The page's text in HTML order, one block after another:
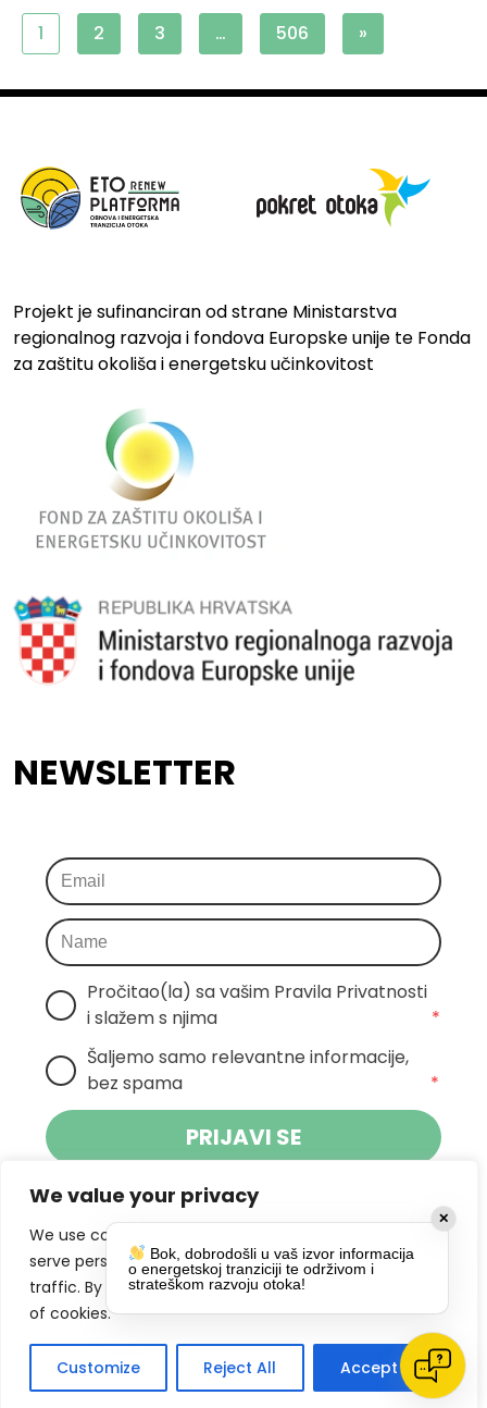
We value your privacy
We use cookies to enhance your browsing experience,
serve personalized ads or content, and analyze our
traffic. By clicking "Accept All", you consent to our use
of cookies.
Customize Reject All Accept All
1 2 3 … 506 »
Projekt je sufinanciran od strane Ministarstva
regionalnog razvoja i fondova Europske unije te Fonda
za zaštitu okoliša i energetsku učinkovitost
NEWSLETTER
Pročitao(la) sa vašim Pravila Privatnosti
i slažem s njima
*
Šaljemo samo relevantne informacije,
bez spama
*
PRIJAVI SE
Klikom na gumb dajete suglasnost za
primanje novosti Pokreta Otoka te se
slažete spolitikom privatnosti.
DRUŠTVENE MREŽE
✕
Bok, dobrodošli u vaš izvor informacija
o energetskoj tranziciji te održivom i
strateškom razvoju otoka!